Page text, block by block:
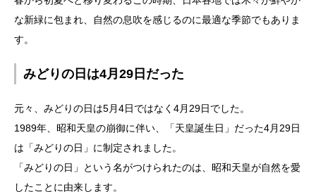
な新緑に包まれ、自然の息吹を感じるのに最適な季節でもありま
す。
みどりの日は4月29日だった
元々、みどりの日は5月4日ではなく4月29日でした。
1989年、昭和天皇の崩御に伴い、「天皇誕生日」だった4月29日
は「みどりの日」に制定されました。
「みどりの日」という名がつけられたのは、昭和天皇が自然を愛
したことに由来します。